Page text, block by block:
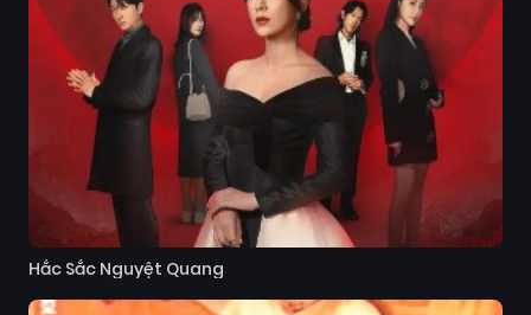
Hắc Sắc Nguyệt Quang